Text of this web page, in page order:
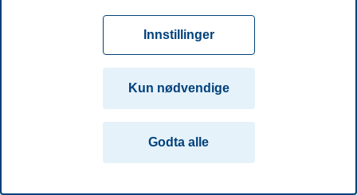
© 2026 Handelshøyskolen BI
cookies som er nødvendige for at nettsiden skal
fungere, kan du enten godta alle eller tilpasse ditt
samtykke ved å endre innstillinger.
Les mer om våre informasjonskapsler, hvilke
opplysninger vi samler inn og formålene i innstillinger
for informasjonskapsler. Du kan når som helst endre
eller trekke tilbake ditt samtykke i innstillingene ved å
Innstillinger
Kun nødvendige
Godta alle